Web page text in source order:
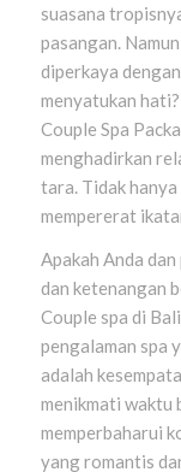
suasana
pasangan.
diperkaya
menyatukan
Couple Spa
menghadirkan
tara. Tidak
mempererat
Apakah Anda
dan ketenangan
Couple spa di
pengalaman spa
adalah
menikmati waktu
memperbaharui
yang romantis